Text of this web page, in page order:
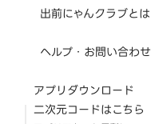
出前にゃんクラブとは
ヘルプ・お問い合わせ
アプリダウンロード
二次元コードはこちら